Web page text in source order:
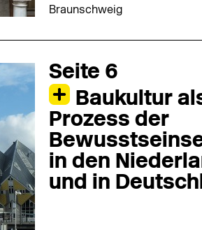
Braunschweig
Seite 6
Baukultur
Prozess der
in den
und in